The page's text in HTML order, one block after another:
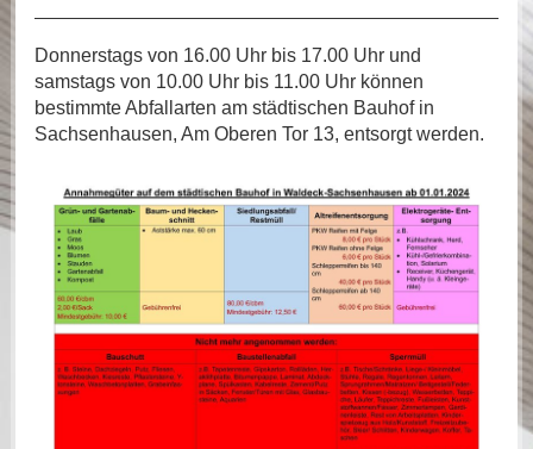
Donnerstags von 16.00 Uhr bis 17.00 Uhr und
samstags von 10.00 Uhr bis 11.00 Uhr können
bestimmte Abfallarten am städtischen Bauhof in
Sachsenhausen, Am Oberen Tor 13, entsorgt werden.